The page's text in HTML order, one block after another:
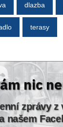
dlazba
terasy
nic
zprávy z
našem